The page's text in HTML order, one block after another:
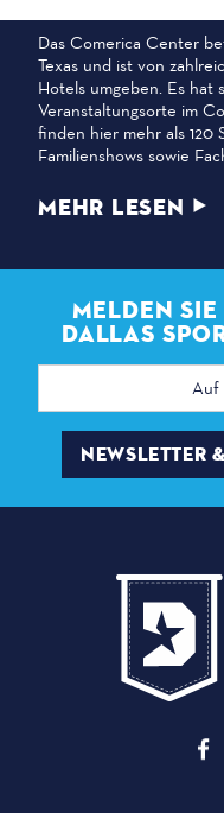
Das Comerica Center
Texas und ist von
Hotels umgeben. Es hat
Veranstaltungsorte im
finden hier mehr als 120
Familienshows sowie
MEHR LESEN
MELDEN
DALLAS
E-
Adresse
NEWSLETTER